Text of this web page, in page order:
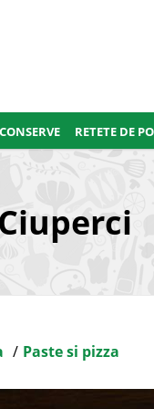
CONSERVE RETETE DE
Paste si pizza